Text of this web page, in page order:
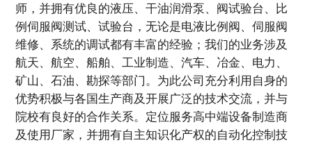
师，并拥有优良的液压、干油润滑泵、阀试验台、比
例伺服阀测试、试验台，无论是电液比例阀、伺服阀
维修、系统的调试都有丰富的经验；我们的业务涉及
航天、航空、船舶、工业制造、汽车、冶金、电力、
矿山、石油、勘探等部门。为此公司充分利用自身的
优势积极与各国生产商及开展广泛的技术交流，并与
院校有良好的合作关系。定位服务高中端设备制造商
及使用厂家，并拥有自主知识化产权的自动化控制技